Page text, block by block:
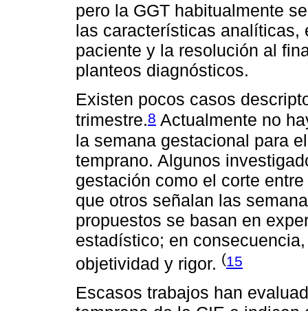
pero la GGT habitualmente
las características analíticas,
paciente y la resolución al
planteos diagnósticos.
Existen pocos casos
trimestre.8 Actualmente no
la semana gestacional para
temprano. Algunos
gestación como el corte
que otros señalan las
propuestos se basan en
estadístico; en
objetividad y rigor. (15
Escasos trabajos han